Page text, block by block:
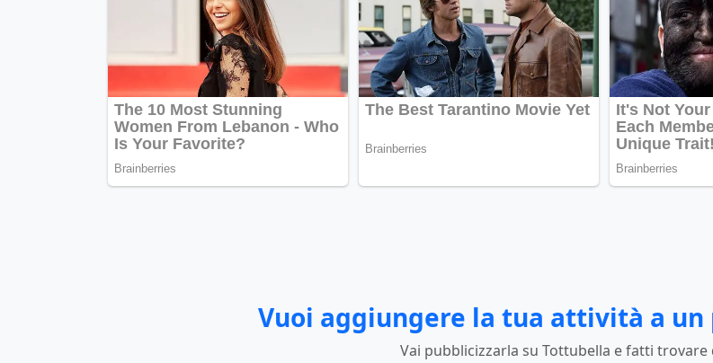
Vuoi aggiungere la tua attività a un
Vai pubblicizzarla su Tottubella e fatti trovare